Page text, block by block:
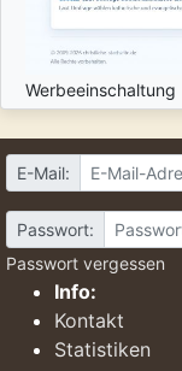
Werbeeinschaltung
E-Mail:
Passwort:
Passwort vergessen
Info:
Kontakt
Statistiken